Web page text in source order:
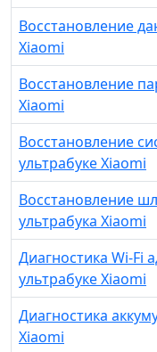
Восстановление
Xiaomi
Восстановление
Xiaomi
Восстановление
ультрабуке Xiaomi
Восстановление
ультрабука Xiaomi
Диагностика Wi-Fi
ультрабуке Xiaomi
Диагностика
Xiaomi